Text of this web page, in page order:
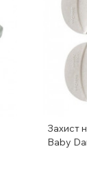
Захист
Baby